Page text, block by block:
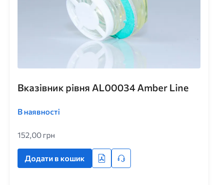
Вказівник рівня AL00034 Amber Line
В наявності
152,00 грн
Додати в кошик